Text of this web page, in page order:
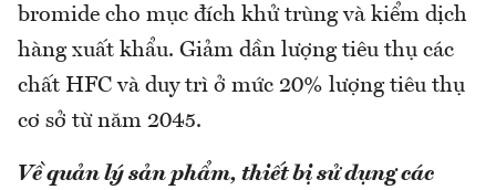
bromide cho mục đích khử trùng và kiểm dịch
hàng xuất khẩu. Giảm dần lượng tiêu thụ các
chất HFC và duy trì ở mức 20% lượng tiêu thụ
cơ sở từ năm 2045.
Về quản lý sản phẩm, thiết bị sử dụng các